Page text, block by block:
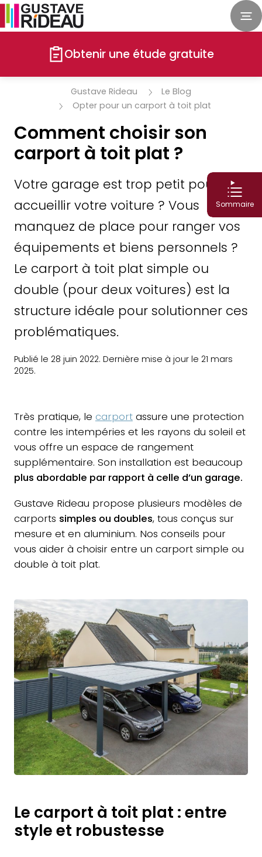
Obtenir une étude gratuite
Gustave Rideau
Le Blog
Opter pour un carport à toit plat
Comment choisir son
carport à toit plat ?
Votre garage est trop petit pour
accueillir votre voiture ? Vous
manquez de place pour ranger vos
équipements et biens personnels ?
Le carport à toit plat simple ou
double (pour deux voitures) est la
structure idéale pour solutionner ces
problématiques.
Publié le 28 juin 2022. Dernière mise à jour le 21 mars
2025.
Sommaire
Très pratique, le carportassure une protection
contre les intempéries et les rayons du soleil et
vous offre un espace de rangement
supplémentaire. Son installation est beaucoup
plus abordable par rapport à celle d’un garage.
Gustave Rideau propose plusieurs modèles de
carports simples ou doubles, tous conçus sur
mesure et en aluminium. Nos conseils pour
vous aider à choisir entre un carport simple ou
double à toit plat.
Le carport à toit plat : entre
style et robustesse